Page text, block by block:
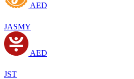
AED
JASMY
AED
JST